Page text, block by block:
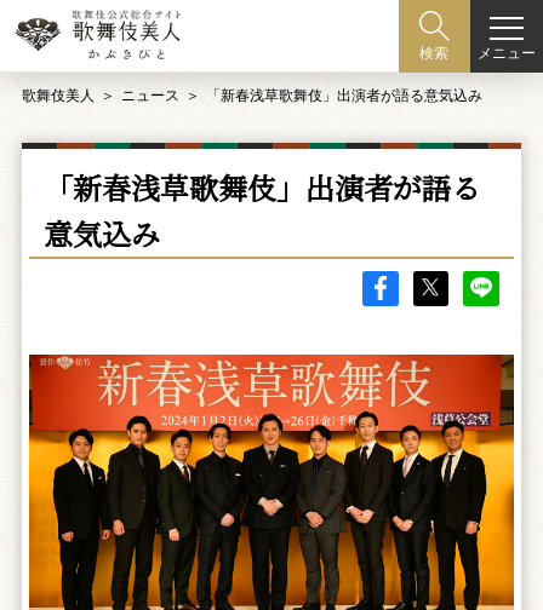
検索 メニュー
歌舞伎美人 ニュース 「新春浅草歌舞伎」出演者が語る意気込み
「新春浅草歌舞伎」出演者が語る
意気込み